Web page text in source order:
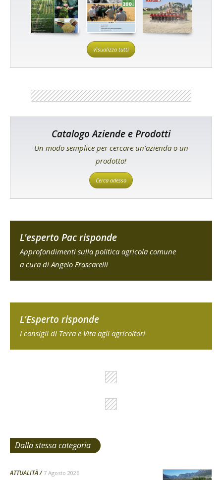
Visualizza tutti
Catalogo Aziende e Prodotti
Un modo semplice per cercare un'azienda o un
prodotto!
Cerca adesso
L'esperto Pac risponde
Approfondimenti sulla politica agricola comune
a cura di Angelo Frascarelli
L'Esperto risponde
I consigli di Terra e Vita agli agricoltori
Dalla stessa categoria
ATTUALITÀ 7 Agosto 2026